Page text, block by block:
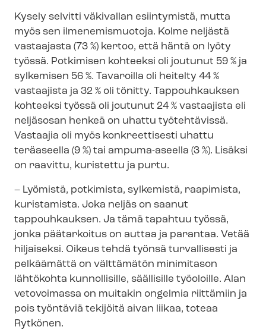
Kysely selvitti väkivallan esiintymistä, mutta
myös sen ilmenemismuotoja. Kolme neljästä
vastaajasta (73 %) kertoo, että häntä on lyöty
työssä. Potkimisen kohteeksi oli joutunut 59 % ja
sylkemisen 56 %. Tavaroilla oli heitelty 44 %
vastaajista ja 32 % oli tönitty. Tappouhkauksen
kohteeksi työssä oli joutunut 24 % vastaajista eli
neljäsosan henkeä on uhattu työtehtävissä.
Vastaajia oli myös konkreettisesti uhattu
teräaseella (9 %) tai ampuma-aseella (3 %). Lisäksi
on raavittu, kuristettu ja purtu.
– Lyömistä, potkimista, sylkemistä, raapimista,
kuristamista. Joka neljäs on saanut
tappouhkauksen. Ja tämä tapahtuu työssä,
jonka päätarkoitus on auttaa ja parantaa. Vetää
hiljaiseksi. Oikeus tehdä työnsä turvallisesti ja
pelkäämättä on välttämätön minimitason
lähtökohta kunnollisille, säällisille työoloille. Alan
vetovoimassa on muitakin ongelmia riittämiin ja
pois työntäviä tekijöitä aivan liikaa, toteaa
Rytkönen.